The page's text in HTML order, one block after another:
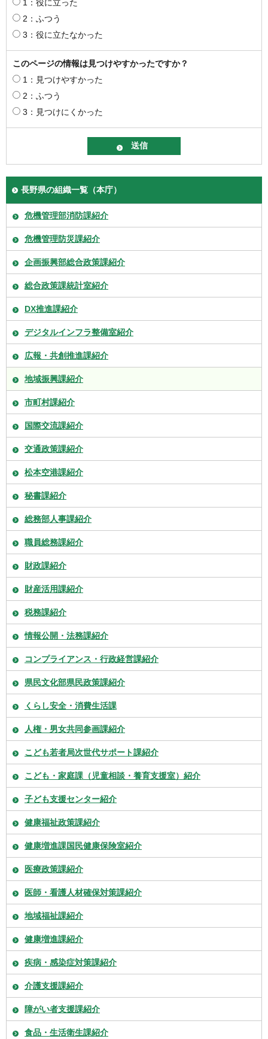
1：役に立った
2：ふつう
3：役に立たなかった
このページの情報は見つけやすかったですか？
1：見つけやすかった
2：ふつう
3：見つけにくかった
長野県の組織一覧（本庁）
危機管理部消防課紹介
危機管理防災課紹介
企画振興部総合政策課紹介
総合政策課統計室紹介
DX推進課紹介
デジタルインフラ整備室紹介
広報・共創推進課紹介
地域振興課紹介
市町村課紹介
国際交流課紹介
交通政策課紹介
松本空港課紹介
秘書課紹介
総務部人事課紹介
職員総務課紹介
財政課紹介
財産活用課紹介
税務課紹介
情報公開・法務課紹介
コンプライアンス・行政経営課紹介
県民文化部県民政策課紹介
くらし安全・消費生活課
人権・男女共同参画課紹介
こども若者局次世代サポート課紹介
こども・家庭課（児童相談・養育支援室）紹介
子ども支援センター紹介
健康福祉政策課紹介
健康増進課国民健康保険室紹介
医療政策課紹介
医師・看護人材確保対策課紹介
地域福祉課紹介
健康増進課紹介
疾病・感染症対策課紹介
介護支援課紹介
障がい者支援課紹介
食品・生活衛生課紹介